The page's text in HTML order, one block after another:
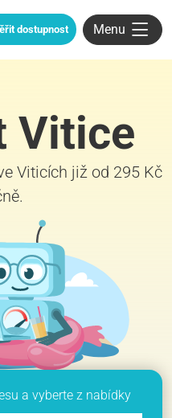
dostupnost Menu
Vitice
Viticích již od 295 Kč
a vyberte z nabídky